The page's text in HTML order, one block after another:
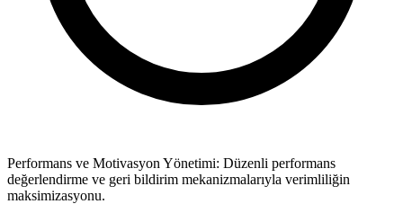
Performans ve Motivasyon Yönetimi: Düzenli performans
değerlendirme ve geri bildirim mekanizmalarıyla verimliliğin
maksimizasyonu.